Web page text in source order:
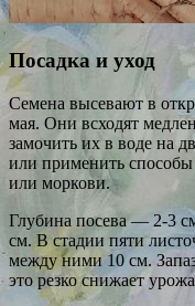
Посадка и уход
Семена высевают в
мая. Они всходят
замочить их в воде на
или применить способы
или моркови.
Глубина посева — 2-3
см. В стадии пяти
между ними 10 см.
это резко снижает